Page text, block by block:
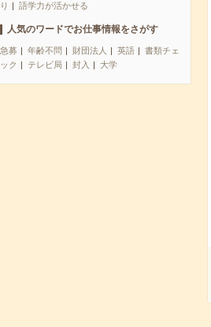
り
語学力が活かせる
人気のワードでお仕事情報をさがす
急募 年齢不問 財団法人 英語
書類チェ
ック
テレビ局 封入 大学